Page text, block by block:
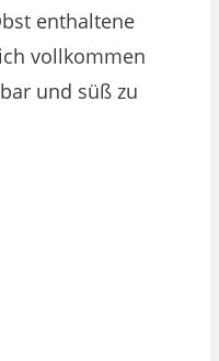
enthaltene
vollkommen
und süß zu